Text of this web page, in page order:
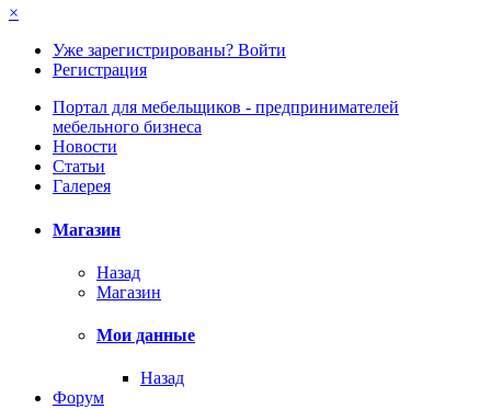
×
Уже зарегистрированы? Войти
Регистрация
Портал для мебельщиков - предпринимателей
мебельного бизнеса
Новости
Статьи
Галерея
Магазин
Назад
Магазин
Мои данные
Назад
Форум